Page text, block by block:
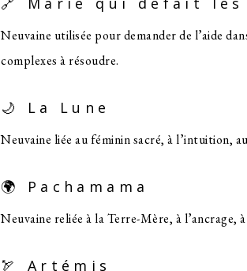
Neuvaine utilisée pour demander de l’aide
complexes à résoudre.
🌙 La Lune
Neuvaine liée au féminin sacré, à l’intuition,
🌍 Pachamama
Neuvaine reliée à la Terre-Mère, à
🏹 Artémis